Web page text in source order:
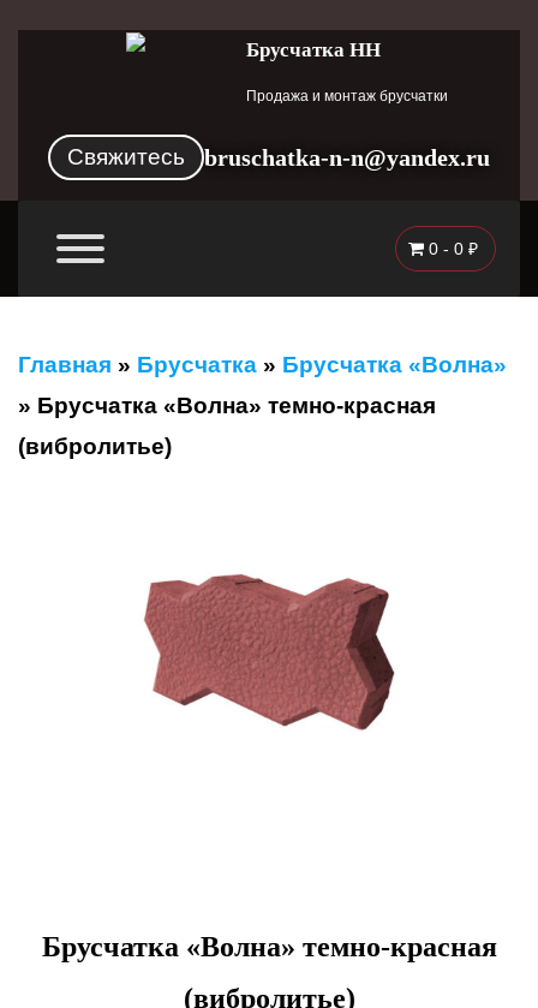
Брусчатка НН
Продажа и монтаж брусчатки
Свяжитесь bruschatka-n-n@yandex.ru
0 - 0 ₽
Главная » Брусчатка » Брусчатка «Волна»
» Брусчатка «Волна» темно-красная
(вибролитье)
Брусчатка «Волна» темно-красная
(вибролитье)